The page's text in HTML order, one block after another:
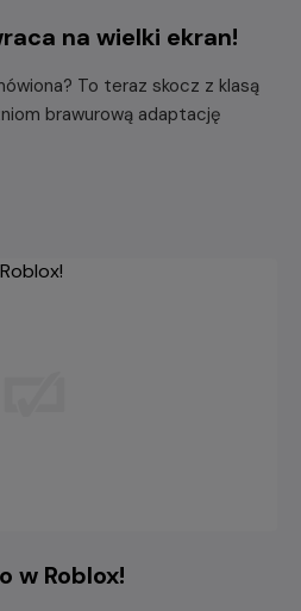
na wielki ekran!
To teraz skocz z klasą
brawurową adaptację
w Roblox!